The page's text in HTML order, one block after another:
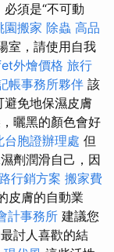
須是“不可動
園搬家 除蟲 高品
室，請使用自我
外燴價格 旅行
帳事務所夥伴 該
免地保濕皮膚
曬黑的顏色會好
台胞證辦理處 但
劑潤滑自己，因
行銷方案 搬家費
皮膚的自動業
計事務所 建議您
討人喜歡的結